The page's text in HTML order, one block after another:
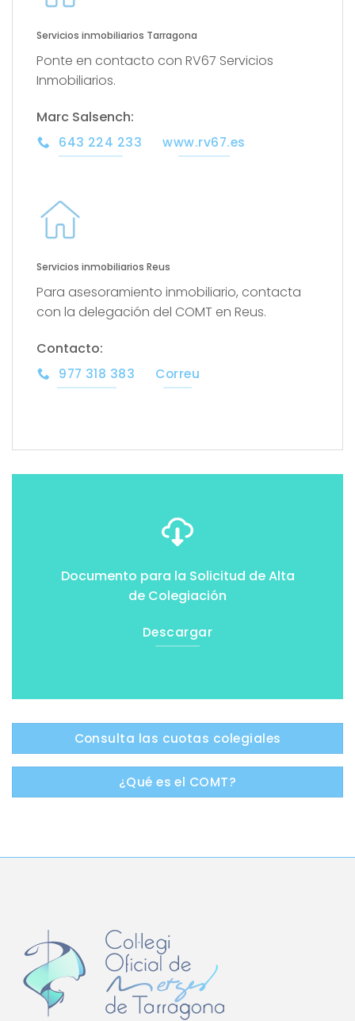
Servicios inmobiliarios Tarragona
Ponte en contacto con RV67 Servicios
Inmobiliarios.
Marc Salsench:
643 224 233 www.rv67.es
Servicios inmobiliarios Reus
Para asesoramiento inmobiliario, contacta
con la delegación del COMT en Reus.
Contacto:
977 318 383 Correu
Documento para la Solicitud de Alta
de Colegiación
Descargar
Consulta las cuotas colegiales
¿Qué es el COMT?